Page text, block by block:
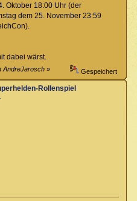
Oktober 18:00 Uhr (der
dem 25. November 23:59
dabei wärst.
AndreJarosch » Gespeichert
Rollenspiel